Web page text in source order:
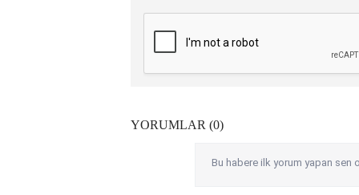
YORUMLAR (0)
Bu habere ilk yorum yapan sen